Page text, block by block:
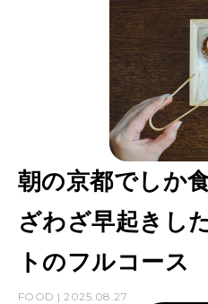
朝の京都でしか
ざわざ早起きし
トのフルコース
FOOD | 2025.08.27